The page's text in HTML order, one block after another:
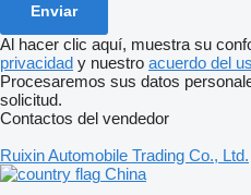
Al hacer clic aquí, muestra su
privacidad y nuestro acuerdo del
Procesaremos sus datos
solicitud.
Contactos del vendedor
Ruixin Automobile Trading Co., Ltd.
China